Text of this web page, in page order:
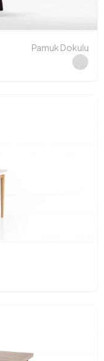
Pamuk Dokulu